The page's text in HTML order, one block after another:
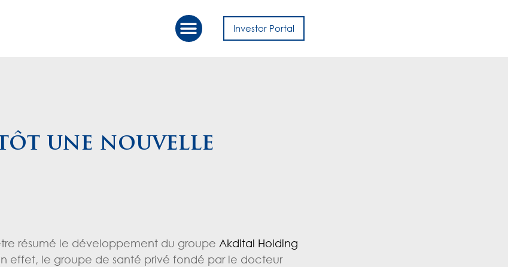
Investor Portal
une nouvelle
résumé le développement du groupe Akdital Holding
effet, le groupe de santé privé fondé par le docteur